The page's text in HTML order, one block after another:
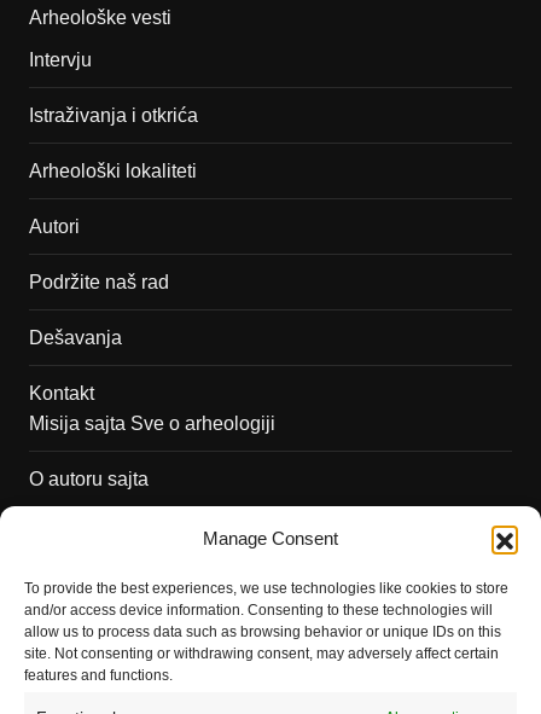
Manage Consent
To provide the best experiences, we use technologies like cookies to store
and/or access device information. Consenting to these technologies will
allow us to process data such as browsing behavior or unique IDs on this
site. Not consenting or withdrawing consent, may adversely affect certain
features and functions.
Arheološke vesti
Intervju
Istraživanja i otkrića
Arheološki lokaliteti
Autori
Podržite naš rad
Dešavanja
Kontakt
Misija sajta Sve o arheologiji
O autoru sajta
Saradnja